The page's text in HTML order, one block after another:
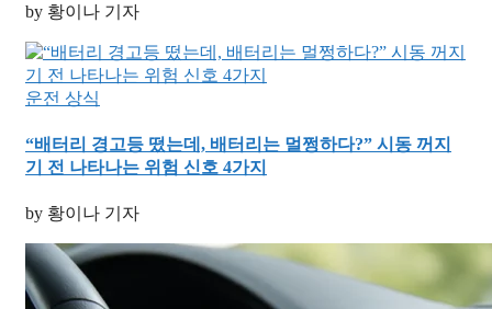
by 황이나 기자
운전 상식
“배터리 경고등 떴는데, 배터리는 멀쩡하다?” 시동 꺼지
기 전 나타나는 위험 신호 4가지
by 황이나 기자